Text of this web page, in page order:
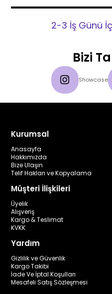
2-3 İş Günü
Bizi
Showcase
Kurumsal
Anasayfa
Hakkımızda
Bize Ulaşın
Telif Hakları ve Kopyalama
Müşteri İlişkileri
Üyelik
Alışveriş
Kargo & Teslimat
KVKK
Yardım
Gizlilik ve Güvenlik
Kargo Takibi
İade Ve İptal Koşulları
Mesafeli Satış Sözleşmesi